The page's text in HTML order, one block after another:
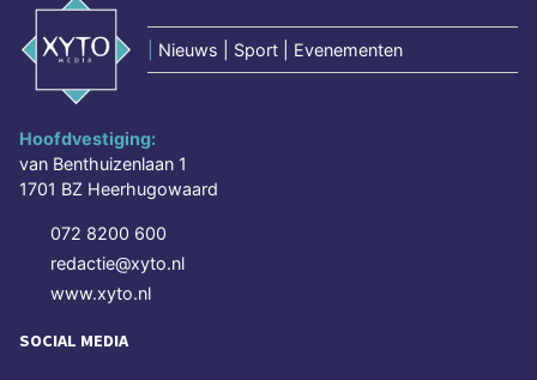
Nieuws | Sport | Evenementen
Hoofdvestiging:
van Benthuizenlaan 1
1701 BZ Heerhugowaard
072 8200 600
redactie@xyto.nl
www.xyto.nl
SOCIAL MEDIA